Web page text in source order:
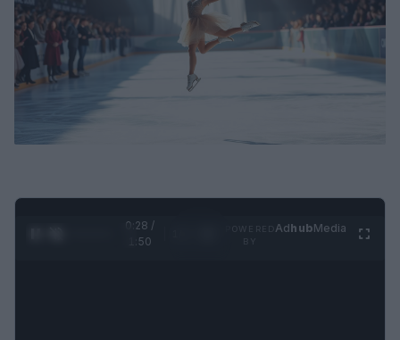
0:29 /
1:50
AdhubMedia